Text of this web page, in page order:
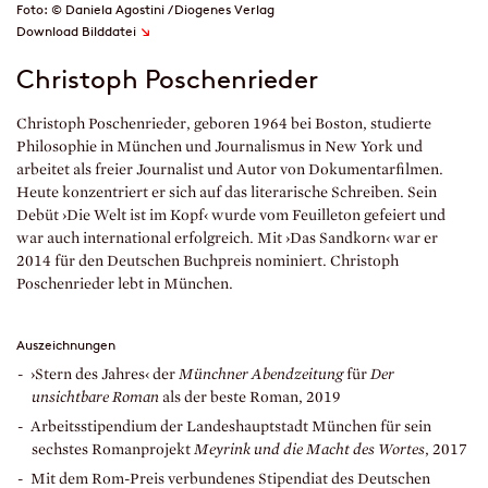
Foto: © Daniela Agostini / Diogenes Verlag
Download Bilddatei ↘
Christoph Poschenrieder
Christoph Poschenrieder, geboren 1964 bei Boston, studierte
Philosophie in München und Journalismus in New York und
arbeitet als freier Journalist und Autor von Dokumentarfilmen.
Heute konzentriert er sich auf das literarische Schreiben. Sein
Debüt ›Die Welt ist im Kopf‹ wurde vom Feuilleton gefeiert und
war auch international erfolgreich. Mit ›Das Sandkorn‹ war er
2014 für den Deutschen Buchpreis nominiert. Christoph
Poschenrieder lebt in München.
Auszeichnungen
›Stern des Jahres‹ der Münchner Abendzeitungfür Der
unsichtbare Roman als der beste Roman, 2019
Arbeitsstipendium der Landeshauptstadt München für sein
sechstes Romanprojekt Meyrink und die Macht des Wortes, 2017
Mit dem Rom-Preis verbundenes Stipendiat des Deutschen